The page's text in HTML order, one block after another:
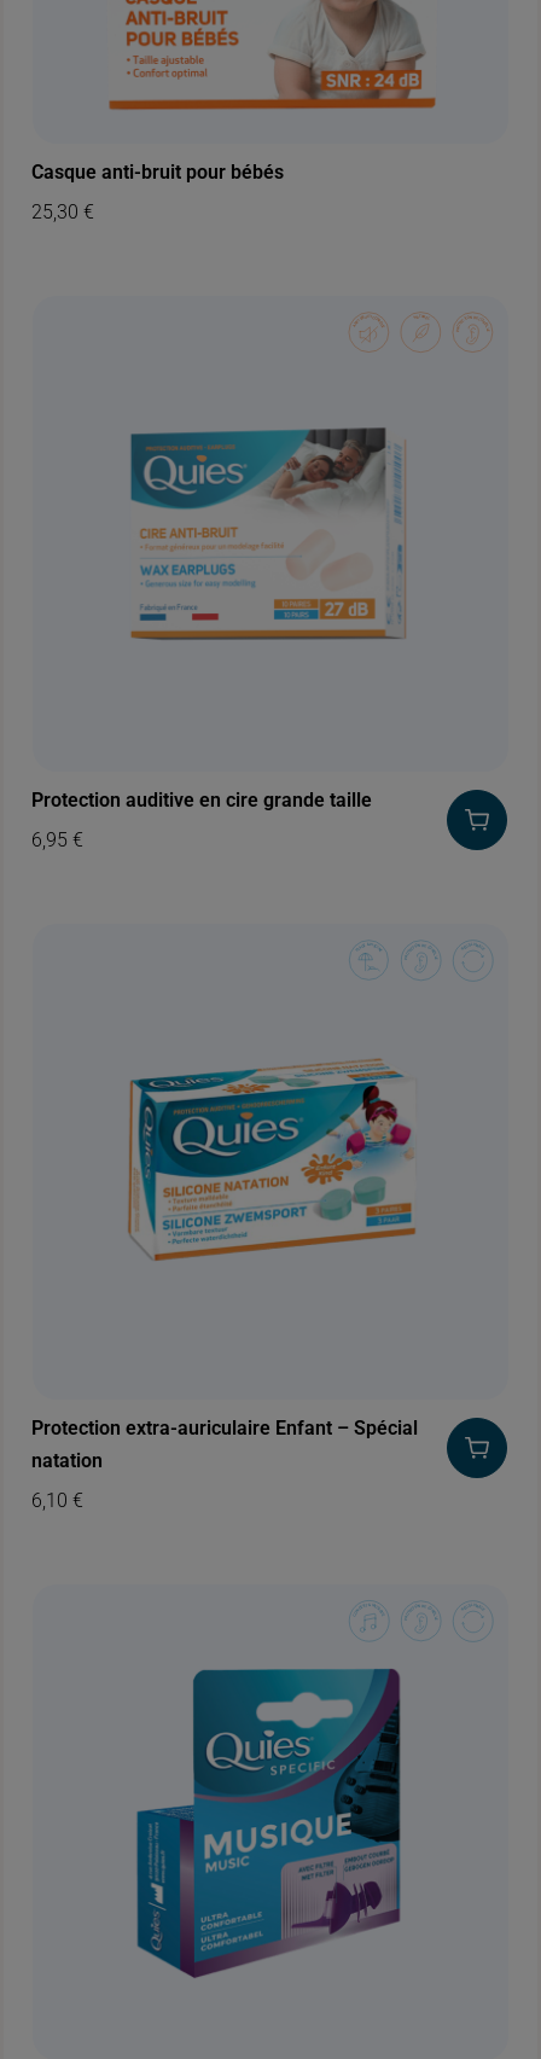
Casque anti-bruit pour bébés
25,30€
Protection auditive en cire grande taille
6,95€
Protection extra-auriculaire Enfant – Spécial
natation
6,10€